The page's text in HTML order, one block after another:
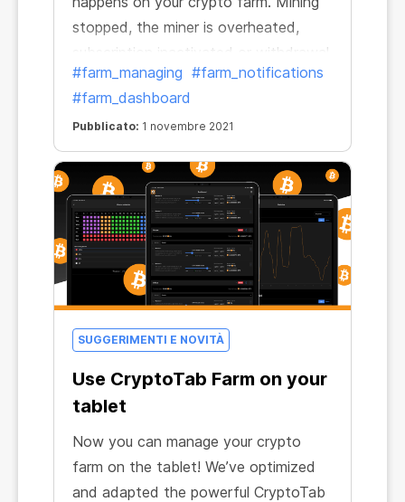
stopped, the miner is overheated,
subscription inactivated or withdrawal
failed—now you will find out about
everything in a matter of seconds.
Every time you will receive a push
notification informing you about all
changes.
#farm_managing #farm_notifications
#farm_dashboard
Pubblicato: 1 novembre 2021
SUGGERIMENTI E NOVITÀ
Use CryptoTab Farm on your
tablet
Now you can manage your crypto
farm on the tablet! We’ve optimized
and adapted the powerful CryptoTab